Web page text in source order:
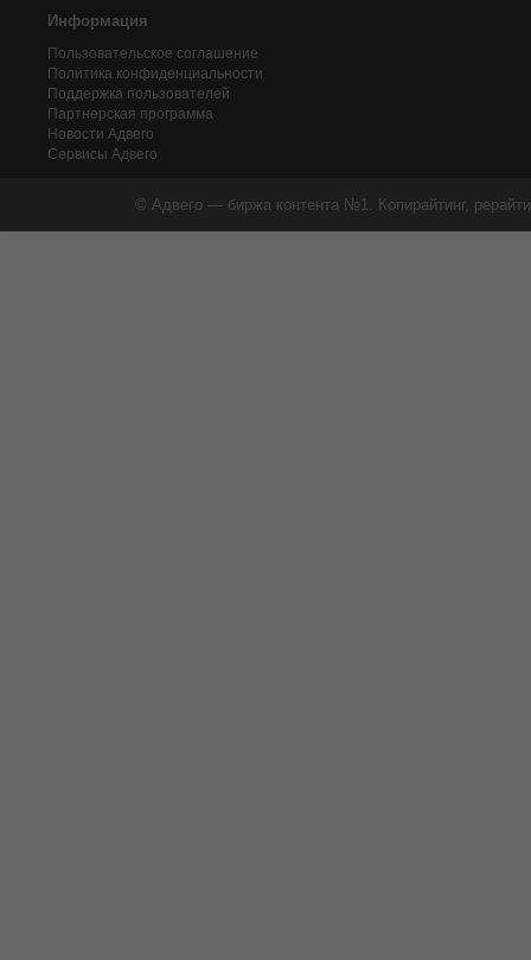
Информация
Пользовательское соглашение
Политика конфиденциальности
Поддержка пользователей
Партнерская программа
Новости Адвего
Сервисы Адвего
© Адвего — биржа контента №1. Копирайтинг,